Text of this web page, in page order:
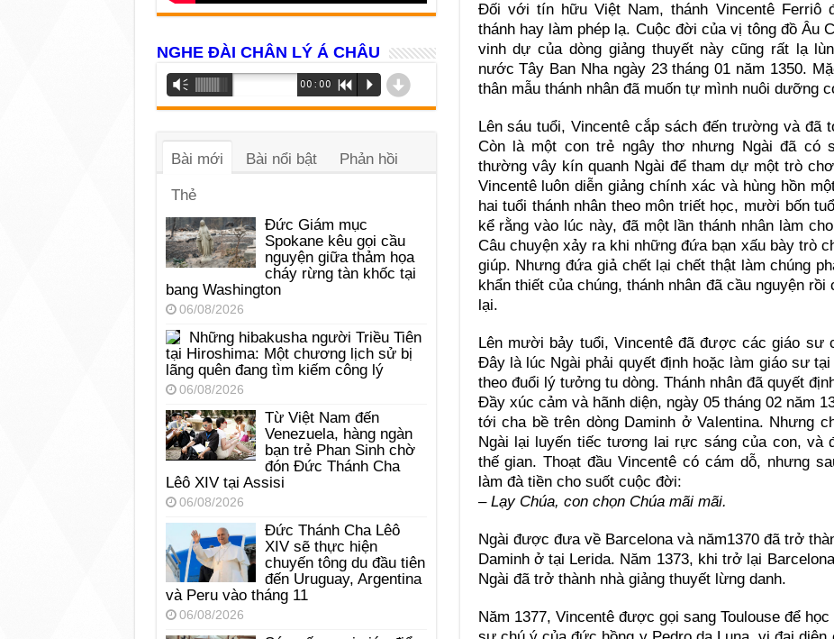
Đối với tín hữu Việt Nam, thánh Vincentê Ferriô
thánh hay làm phép lạ. Cuộc đời của vị tông đồ Âu
vinh dự của dòng giảng thuyết này cũng rất lạ
nước Tây Ban Nha ngày 23 tháng 01 năm 1350.
thân mẫu thánh nhân đã muốn tự mình nuôi dưỡng
Lên sáu tuổi, Vincentê cắp sách đến trường và đã
Còn là một con trẻ ngây thơ nhưng Ngài đã có
thường vây kín quanh Ngài để tham dự một trò
Vincentê luôn diễn giảng chính xác và hùng hồn
hai tuổi thánh nhân theo môn triết học, mười bốn
kể rằng vào lúc này, đã một lần thánh nhân làm
Câu chuyện xảy ra khi những đứa bạn xấu bày trò
giúp. Nhưng đứa giả chết lại chết thật làm chúng
khẩn thiết của chúng, thánh nhân đã cầu nguyện
lại.
Lên mười bảy tuổi, Vincentê đã được các giáo sư
Đây là lúc Ngài phải quyết định hoặc làm giáo sư
theo đuổi lý tưởng tu dòng. Thánh nhân đã quyết
Đầy xúc cảm và hãnh diện, ngày 05 tháng 02 năm
tới cha bề trên dòng Daminh ở Valentina. Nhưng
Ngài lại luyến tiếc tương lai rực sáng của con, và
thế gian. Thoạt đầu Vincentê có cám dỗ, nhưng
làm đà tiền cho suốt cuộc đời:
– Lạy Chúa, con chọn Chúa mãi mãi.
Ngài được đưa về Barcelona và năm1370 đã trở
Daminh ở tại Lerida. Năm 1373, khi trở lại
Ngài đã trở thành nhà giảng thuyết lừng danh.
Năm 1377, Vincentê được gọi sang Toulouse để
NGHE ĐÀI CHÂN LÝ Á CHÂU
Trình
phát
âm
Vm 00:00 R P d
Bài mới Bài nổi bật Phản hồi
Thẻ
Đức Giám mục
Spokane kêu gọi cầu
nguyện giữa thảm họa
cháy rừng tàn khốc tại
bang Washington
06/08/2026
Những hibakusha người Triều Tiên
tại Hiroshima: Một chương lịch sử bị
lãng quên đang tìm kiếm công lý
06/08/2026
Từ Việt Nam đến
Venezuela, hàng ngàn
bạn trẻ Phan Sinh chờ
đón Đức Thánh Cha
Lêô XIV tại Assisi
06/08/2026
Đức Thánh Cha Lêô
XIV sẽ thực hiện
chuyến tông du đầu tiên
đến Uruguay, Argentina
và Peru vào tháng 11
06/08/2026